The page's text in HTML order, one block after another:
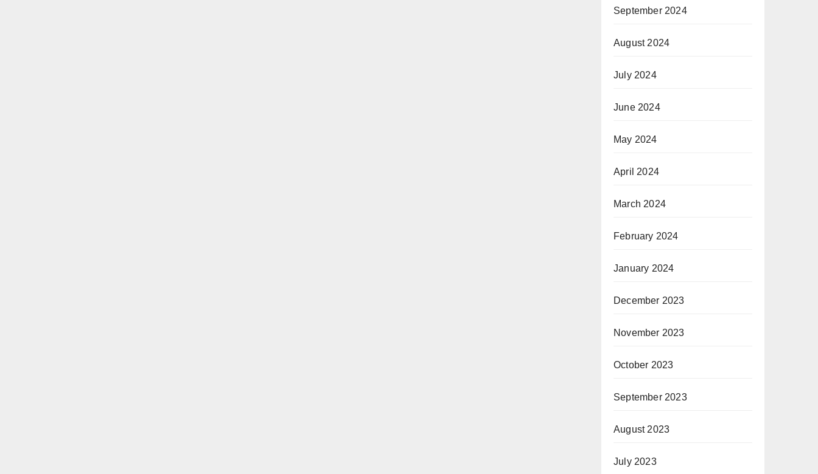
September 2024
August 2024
July 2024
June 2024
May 2024
April 2024
March 2024
February 2024
January 2024
December 2023
November 2023
October 2023
September 2023
August 2023
July 2023